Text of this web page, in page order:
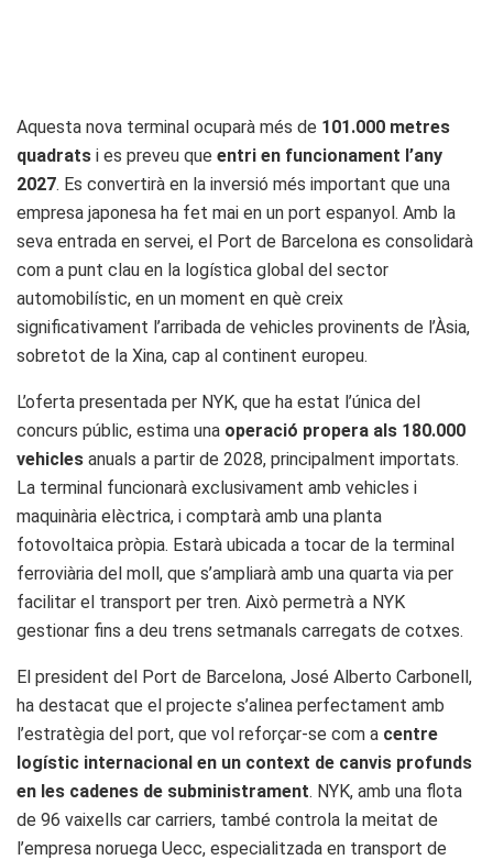
Aquesta nova terminal ocuparà més de 101.000 metres
quadrats i es preveu que entri en funcionament l’any
2027. Es convertirà en la inversió més important que una
empresa japonesa ha fet mai en un port espanyol. Amb la
seva entrada en servei, el Port de Barcelona es consolidarà
com a punt clau en la logística global del sector
automobilístic, en un moment en què creix
significativament l’arribada de vehicles provinents de l’Àsia,
sobretot de la Xina, cap al continent europeu.
L’oferta presentada per NYK, que ha estat l’única del
concurs públic, estima una operació propera als 180.000
vehicles anuals a partir de 2028, principalment importats.
La terminal funcionarà exclusivament amb vehicles i
maquinària elèctrica, i comptarà amb una planta
fotovoltaica pròpia. Estarà ubicada a tocar de la terminal
ferroviària del moll, que s’ampliarà amb una quarta via per
facilitar el transport per tren. Això permetrà a NYK
gestionar fins a deu trens setmanals carregats de cotxes.
El president del Port de Barcelona, José Alberto Carbonell,
ha destacat que el projecte s’alinea perfectament amb
l’estratègia del port, que vol reforçar-se com a centre
logístic internacional en un context de canvis profunds
en les cadenes de subministrament. NYK, amb una flota
de 96 vaixells car carriers, també controla la meitat de
l’empresa noruega Uecc, especialitzada en transport de